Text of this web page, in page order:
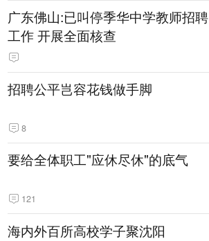
广东佛山:已叫停季华中学教师招聘
工作 开展全面核查
招聘公平岂容花钱做手脚
8
要给全体职工"应休尽休"的底气
121
海内外百所高校学子聚沈阳